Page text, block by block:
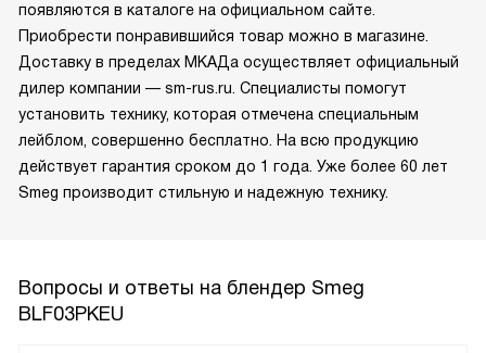
появляются в каталоге на официальном сайте.
Приобрести понравившийся товар можно в магазине.
Доставку в пределах МКАДа осуществляет официальный
дилер компании — sm-rus.ru. Специалисты помогут
установить технику, которая отмечена специальным
лейблом, совершенно бесплатно. На всю продукцию
действует гарантия сроком до 1 года. Уже более 60 лет
Smeg производит стильную и надежную технику.
Вопросы и ответы на блендер Smeg
BLF03PKEU